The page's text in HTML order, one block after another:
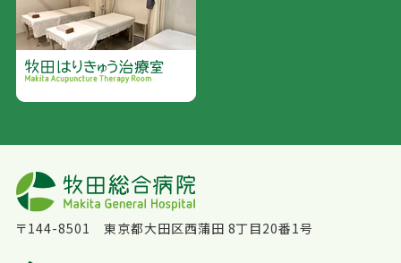
〒144-8501 東京都大田区西蒲田 8丁目20番1号